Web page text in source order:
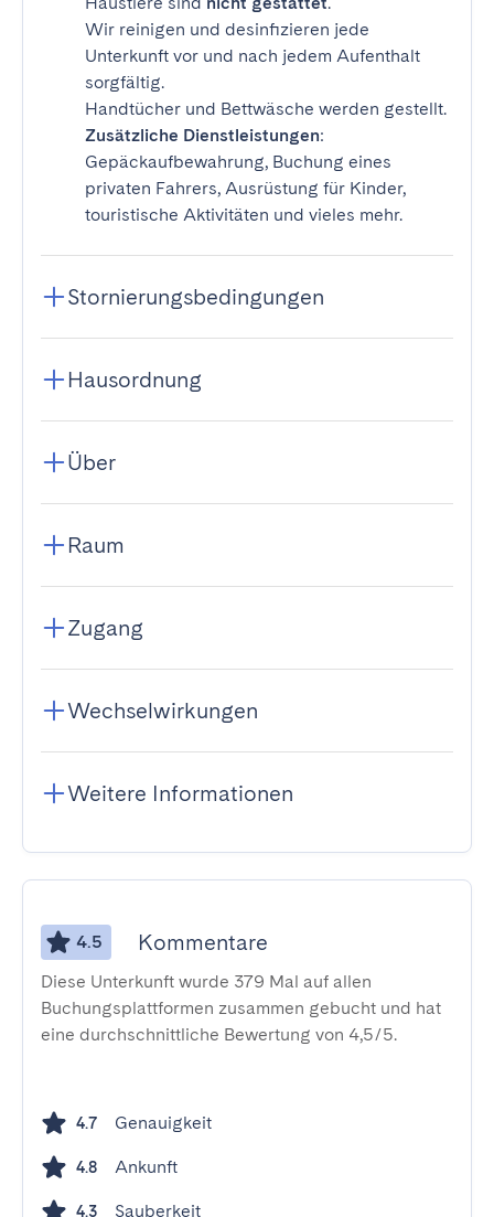
Wir reinigen und desinfizieren jede
Unterkunft vor und nach jedem Aufenthalt
sorgfältig.
Handtücher und Bettwäsche werden gestellt.
Zusätzliche Dienstleistungen:
Gepäckaufbewahrung, Buchung eines
privaten Fahrers, Ausrüstung für Kinder,
touristische Aktivitäten und vieles mehr.
Stornierungsbedingungen
Hausordnung
Über
Raum
Zugang
Wechselwirkungen
Weitere Informationen
4.5 Kommentare
Diese Unterkunft wurde 379 Mal auf allen
Buchungsplattformen zusammen gebucht und hat
eine durchschnittliche Bewertung von 4,5/5.
4.7 Genauigkeit
4.8 Ankunft
4.3 Sauberkeit